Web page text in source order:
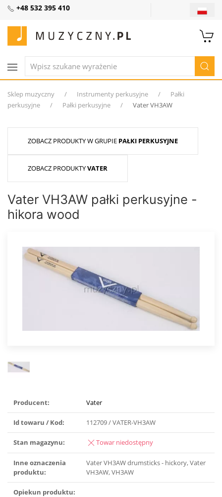
+48 532 395 410
Sklep muzyczny Instrumenty perkusyjne
Pałki
perkusyjne
Pałki perkusyjne Vater VH3AW
ZOBACZ PRODUKTY W GRUPIE PAŁKI PERKUSYJNE
ZOBACZ PRODUKTYVATER
Vater VH3AW pałki perkusyjne -
hikora wood
Producent: Vater
Id towaru / Kod: 112709 / VATER-VH3AW
Stan magazynu: Towar niedostępny
Inne oznaczenia
produktu:
Vater VH3AW drumsticks - hickory, Vater
VH3AW, VH3AW
Opiekun produktu: